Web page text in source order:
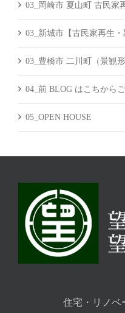
03_岡崎市 夏山町 古民家
03_新城市【古民家再生・
03_豊橋市 二川町（景観
04_前 BLOG はこちから
05_OPEN HOUSE
住宅・リノベ